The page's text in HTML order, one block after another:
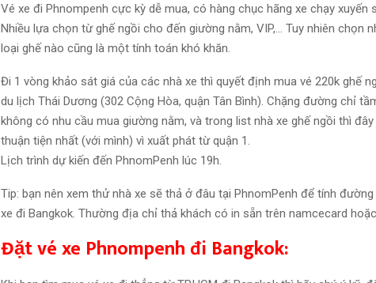
Vé xe đi Phnompenh cực kỳ dễ mua, có hàng chục hãng xe chạy xuyến
Nhiều lựa chọn từ ghế ngồi cho đến giường nằm, VIP,… Tuy nhiên chọn
loại ghế nào cũng là một tính toán khó khăn.
Đi 1 vòng khảo sát giá của các nhà xe thì quyết định mua vé 220k ghế
du lịch Thái Dương (302 Cộng Hòa, quận Tân Bình). Chặng đường chỉ
không có nhu cầu mua giường nằm, và trong list nhà xe ghế ngồi thì đây
thuận tiện nhất (với mình) vì xuất phát từ quận 1.
Lịch trình dự kiến đến PhnomPenh lúc 19h.
Tip: bạn nên xem thử nhà xe sẽ thả ở đâu tại PhnomPenh để tính
xe đi Bangkok. Thường địa chỉ thả khách có in sẵn trên namcecard
Đặt vé xe Phnompenh đi Bangkok: